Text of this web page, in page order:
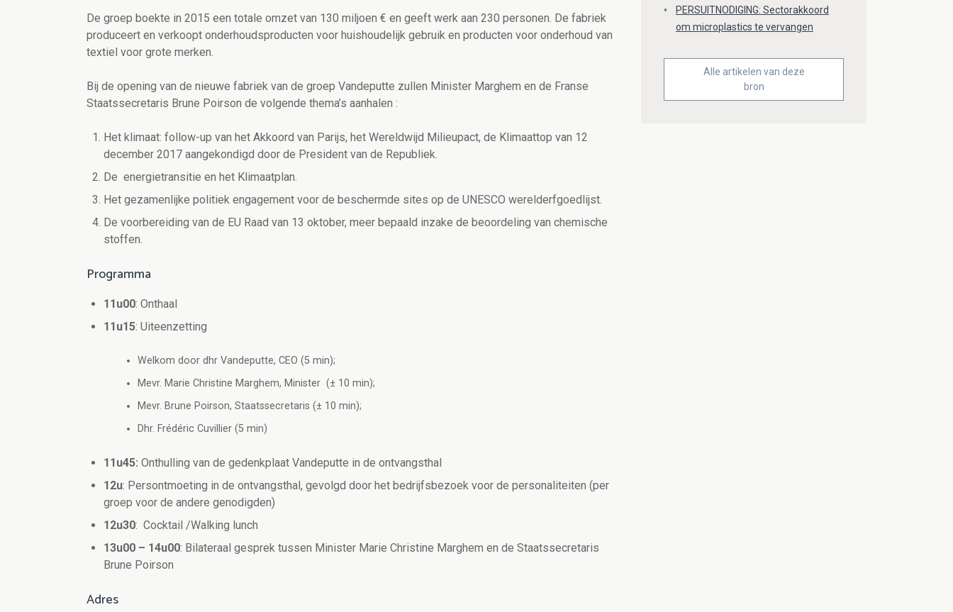
De groep boekte in 2015 een totale omzet van 130 miljoen € en geeft werk aan 230 personen. De fabriek
produceert en verkoopt onderhoudsproducten voor huishoudelijk gebruik en producten voor onderhoud van
textiel voor grote merken.
Bij de opening van de nieuwe fabriek van de groep Vandeputte zullen Minister Marghem en de Franse
Staatssecretaris Brune Poirson de volgende thema’s aanhalen :
Het klimaat: follow-up van het Akkoord van Parijs, het Wereldwijd Milieupact, de Klimaattop van 12
december 2017 aangekondigd door de President van de Republiek.
De energietransitie en het Klimaatplan.
Het gezamenlijke politiek engagement voor de beschermde sites op de UNESCO werelderfgoedlijst.
De voorbereiding van de EU Raad van 13 oktober, meer bepaald inzake de beoordeling van chemische
stoffen.
Programma
11u00: Onthaal
11u15: Uiteenzetting
Welkom door dhr Vandeputte, CEO (5 min);
Mevr. Marie Christine Marghem, Minister (± 10 min);
Mevr. Brune Poirson, Staatssecretaris (± 10 min);
Dhr. Frédéric Cuvillier (5 min)
11u45: Onthulling van de gedenkplaat Vandeputte in de ontvangsthal
12u: Persontmoeting in de ontvangsthal, gevolgd door het bedrijfsbezoek voor de personaliteiten (per
groep voor de andere genodigden)
12u30: Cocktail /Walking lunch
13u00 – 14u00: Bilateraal gesprek tussen Minister Marie Christine Marghem en de Staatssecretaris
Brune Poirson
Adres
PERSUITNODIGING: Sectorakkoord
om microplastics te vervangen
Alle artikelen van deze
bron